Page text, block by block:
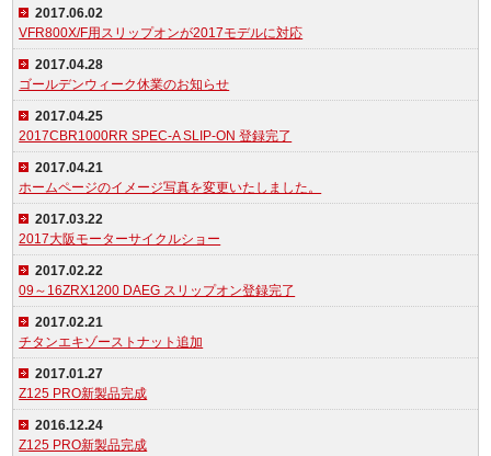
2017.06.02
VFR800X/F用スリップオンが2017モデルに対応
2017.04.28
ゴールデンウィーク休業のお知らせ
2017.04.25
2017CBR1000RR SPEC-A SLIP-ON 登録完了
2017.04.21
ホームページのイメージ写真を変更いたしました。
2017.03.22
2017大阪モーターサイクルショー
2017.02.22
09～16ZRX1200 DAEG スリップオン登録完了
2017.02.21
チタンエキゾーストナット追加
2017.01.27
Z125 PRO新製品完成
2016.12.24
Z125 PRO新製品完成